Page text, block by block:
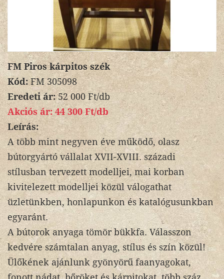
FM Piros kárpitos szék
Kód:FM 305098
Eredeti ár:52 000 Ft/db
Akciós ár:44 300 Ft/db
Leírás:
A több mint negyven éve működő, olasz
bútorgyártó vállalat XVII-XVIII. századi
stílusban tervezett modelljei, mai korban
kivitelezett modelljei közül válogathat
üzletünkben, honlapunkon és katalógusunkban
egyaránt.
A bútorok anyaga tömör bükkfa. Válasszon
kedvére számtalan anyag, stílus és szín közül!
Ülőkének ajánlunk gyönyörű faanyagokat,